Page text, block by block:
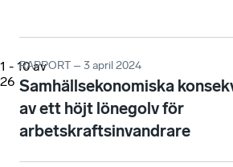
1 - 10 av
26
RAPPORT – 3 april 2024
Samhällsekonomiska
av ett höjt lönegolv för
arbetskraftsinvandrare